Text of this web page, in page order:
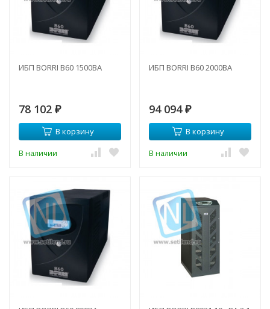
ИБП BORRI B60 1500ВА
78 102 ₽
В корзину
В наличии
ИБП BORRI B60 2000ВА
94 094 ₽
В корзину
В наличии